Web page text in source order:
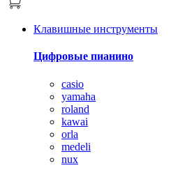
Клавишные инструменты
Цифровые пианино
casio
yamaha
roland
kawai
orla
medeli
nux